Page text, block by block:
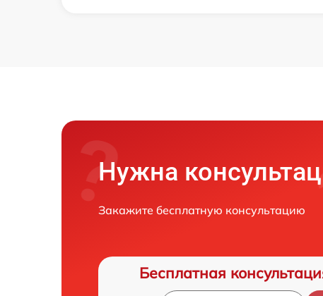
Нужна
Закажите бесплатную консультацию
Бесплатная